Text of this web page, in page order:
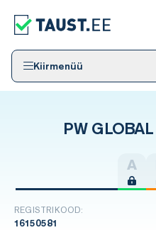
Kiirmenüü
PW
A
REGISTRIKOOD:
16150581